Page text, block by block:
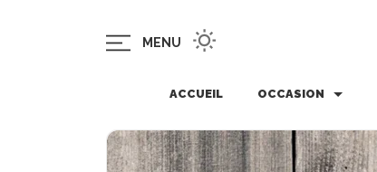
MENU
ACCUEIL OCCASION